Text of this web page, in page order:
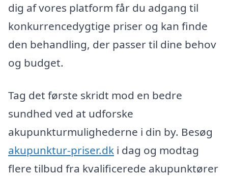
dig af vores platform får du adgang til
konkurrencedygtige priser og kan finde
den behandling, der passer til dine behov
og budget.
Tag det første skridt mod en bedre
sundhed ved at udforske
akupunkturmulighederne i din by. Besøg
akupunktur-priser.dk i dag og modtag
flere tilbud fra kvalificerede akupunktører